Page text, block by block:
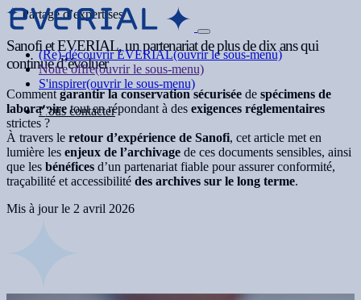
(Re)-découvrir EVERIAL(ouvrir le sous-menu)
Notre offre(ouvrir le sous-menu)
S'inspirer(ouvrir le sous-menu)
Nous contacter
Partage d’expertises
Sanofi et EVERIAL, un partenariat de plus de dix ans qui
continue d’évoluer
Commentgarantir la conservation sécurisée de spécimens de
laboratoiretout en répondant à des exigences réglementaires
strictes ?
À travers le retour d’expérience de Sanofi, cet article met en
lumière les enjeux de l’archivage de ces documents sensibles, ainsi
que les bénéfices d’un partenariat fiable pour assurer conformité,
traçabilité et accessibilité des archives sur le long terme.
Mis à jour le 2 avril 2026